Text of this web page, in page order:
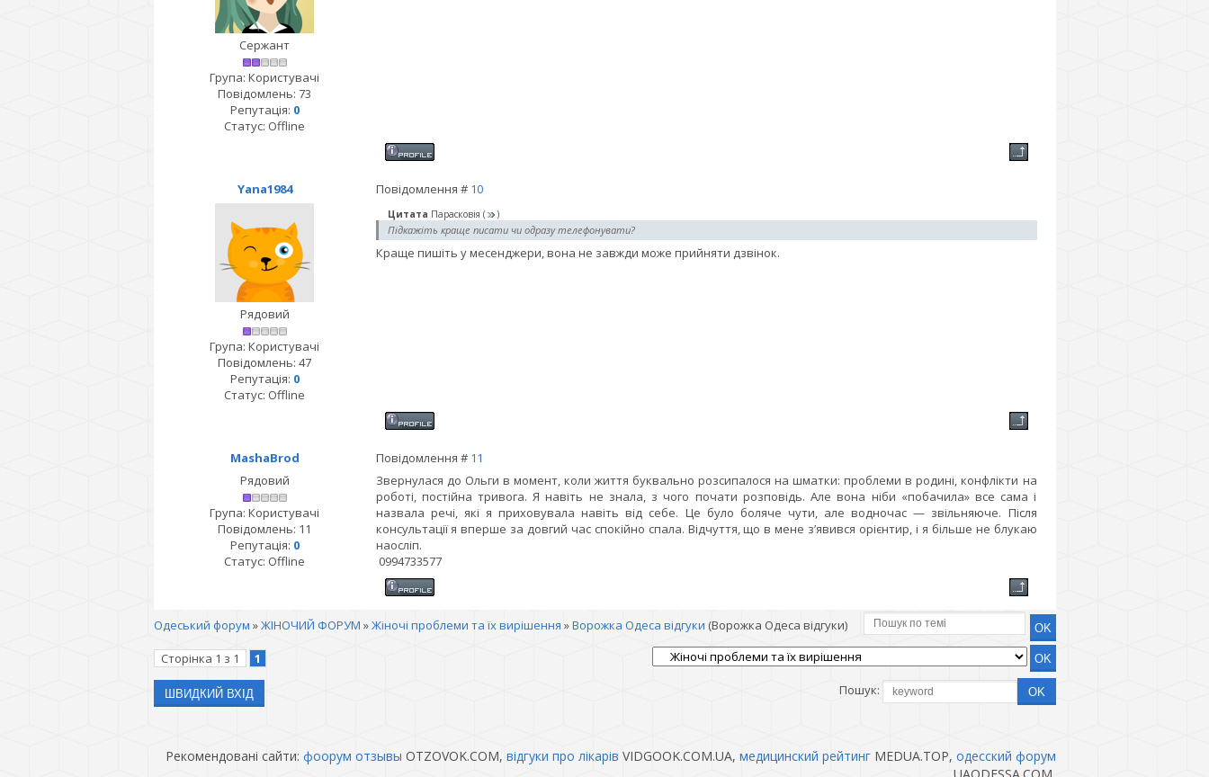
Сержант
Група: Користувачі
Повідомлень: 73
Репутація: 0
Статус: Offline
Yana1984 Повідомлення # 10
Рядовий
Група: Користувачі
Повідомлень: 47
Репутація: 0
Статус: Offline
Цитата Парасковія ( )
Підкажіть краще писати чи одразу телефонувати?
Краще пишіть у месенджери, вона не завжди може прийняти дзвінок.
MashaBrod Повідомлення # 11
Рядовий
Група: Користувачі
Повідомлень: 11
Репутація: 0
Статус: Offline
Звернулася до Ольги в момент, коли життя буквально розсипалося на шматки: проблеми в родині, конфлікти на
роботі, постійна тривога. Я навіть не знала, з чого почати розповідь. Але вона ніби «побачила» все сама і
назвала речі, які я приховувала навіть від себе. Це було боляче чути, але водночас — звільняюче. Після
консультації я вперше за довгий час спокійно спала. Відчуття, що в мене з’явився орієнтир, і я більше не блукаю
наосліп.
0994733577
Одеський форум »ЖІНОЧИЙ ФОРУМ »Жіночі проблеми та їх вирішення »Ворожка Одеса відгуки (Ворожка Одеса відгуки)
Сторінка 1 з 1
1
Пошук:
Рекомендовані сайти: фоорум отзывы OTZOVOK.COM, відгуки про лікарів VIDGOOK.COM.UA, медицинский рейтингMEDUA.TOP, одесский форум